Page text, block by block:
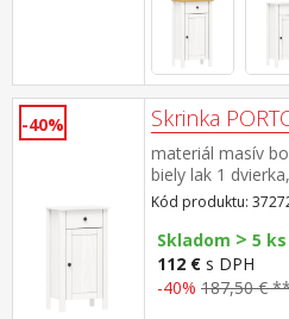
-40% Skrinka
materiál masív
biely lak 1
kovovými
uvedené v
PORTO biela
Kód produktu:
Skladom > 5 ks
112 € s DPH
-40% 187,50 €